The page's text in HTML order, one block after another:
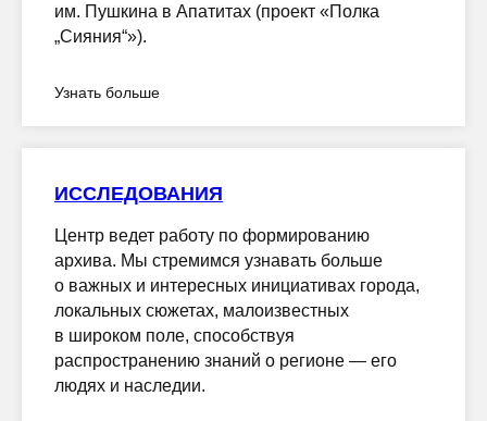
им. Пушкина в Апатитах (проект «Полка
„Сияния“»).
Узнать больше
ИССЛЕДОВАНИЯ
Центр ведет работу по формированию
архива. Мы стремимся узнавать больше
о важных и интересных инициативах города,
локальных сюжетах, малоизвестных
в широком поле, способствуя
распространению знаний о регионе — его
людях и наследии.